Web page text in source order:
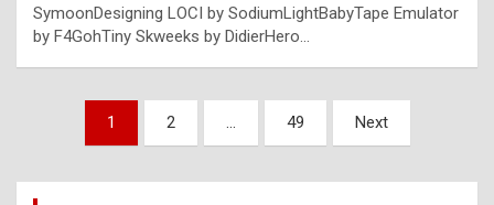
l
e
x
a
SymoonDesigning LOCI by SodiumLightBabyTape Emulator
by F4GohTiny Skweeks by DidierHero…
Pagination
publications
1 2 … 49 Next